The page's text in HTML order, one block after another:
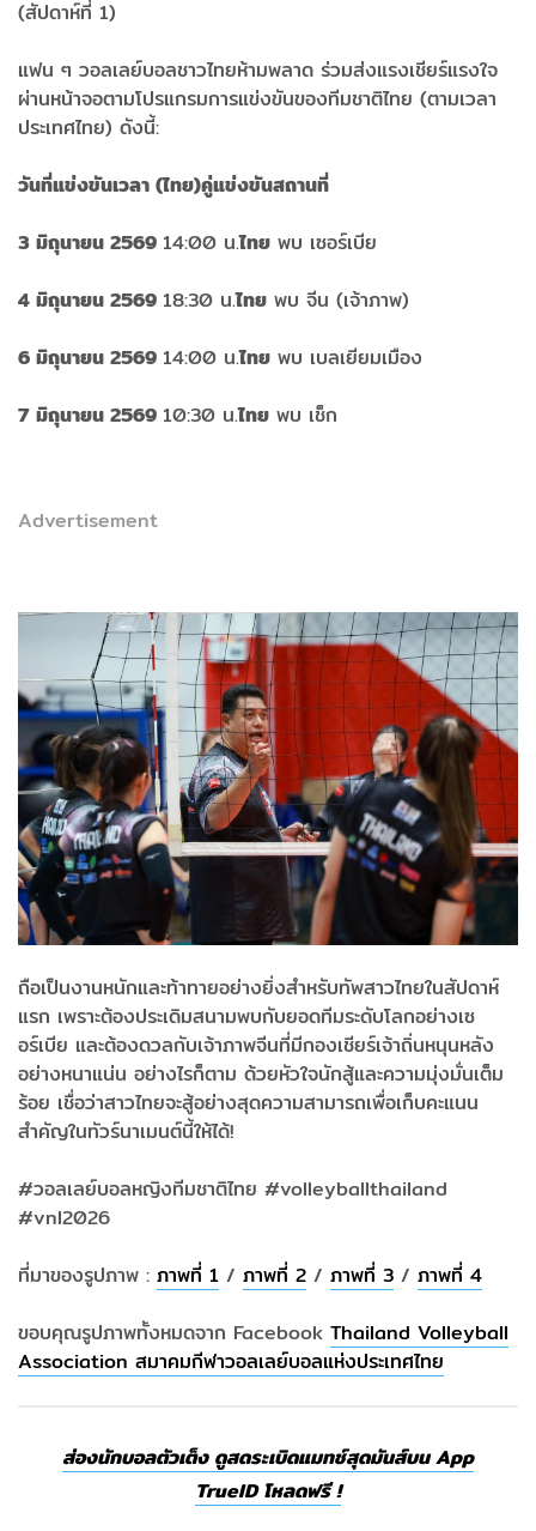
(สัปดาห์ที่ 1)
แฟน ๆ วอลเลย์บอลชาวไทยห้ามพลาด ร่วมส่งแรงเชียร์แรงใจ
ผ่านหน้าจอตามโปรแกรมการแข่งขันของทีมชาติไทย (ตามเวลา
ประเทศไทย) ดังนี้:
วันที่แข่งขันเวลา (ไทย)คู่แข่งขันสถานที่
3 มิถุนายน 2569 14:00 น.ไทย พบ เซอร์เบีย
4 มิถุนายน 2569 18:30 น.ไทย พบ จีน (เจ้าภาพ)
6 มิถุนายน 2569 14:00 น.ไทย พบ เบลเยียมเมือง
7 มิถุนายน 2569 10:30 น.ไทย พบ เช็ก
Advertisement
ถือเป็นงานหนักและท้าทายอย่างยิ่งสำหรับทัพสาวไทยในสัปดาห์
แรก เพราะต้องประเดิมสนามพบกับยอดทีมระดับโลกอย่างเซ
อร์เบีย และต้องดวลกับเจ้าภาพจีนที่มีกองเชียร์เจ้าถิ่นหนุนหลัง
อย่างหนาแน่น อย่างไรก็ตาม ด้วยหัวใจนักสู้และความมุ่งมั่นเต็ม
ร้อย เชื่อว่าสาวไทยจะสู้อย่างสุดความสามารถเพื่อเก็บคะแนน
สำคัญในทัวร์นาเมนต์นี้ให้ได้!
#วอลเลย์บอลหญิงทีมชาติไทย #volleyballthailand
#vnl2026
ที่มาของรูปภาพ : ภาพที่ 1 / ภาพที่ 2 / ภาพที่ 3 / ภาพที่ 4
ขอบคุณรูปภาพทั้งหมดจาก Facebook Thailand Volleyball
Association สมาคมกีฬาวอลเลย์บอลแห่งประเทศไทย
ส่องนักบอลตัวเต็ง ดูสดระเบิดแมทช์สุดมันส์บน App
TrueID โหลดฟรี !